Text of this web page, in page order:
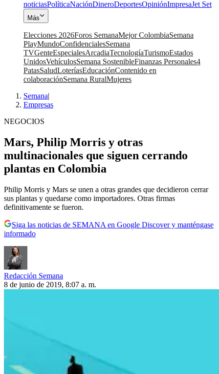
noticiasPolíticaNaciónDineroDeportesOpiniónImpresaJet Set
Más
Elecciones 2026Foros SemanaMejor ColombiaSemana
PlayMundoConfidencialesSemana
TVGenteEspecialesArcadiaTecnologíaTurismoEstados
UnidosVehículosSemana SostenibleFinanzas Personales4
PatasSaludLoteríasEducaciónContenido en
colaboraciónSemana RuralMujeres
Semana|
Empresas
NEGOCIOS
Mars, Philip Morris y otras
multinacionales que siguen cerrando
plantas en Colombia
Philip Morris y Mars se unen a otras grandes que decidieron cerrar
sus plantas y quedarse como importadores. Otras firmas
definitivamente se fueron.
Siga las noticias de SEMANA en Google Discover y manténgase
informado
Redacción Semana
8 de junio de 2019, 8:07 a. m.